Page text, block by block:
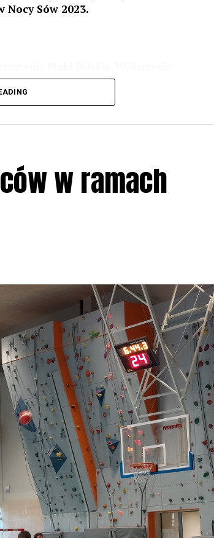
Sów 2023.
przedstawionego na
włączenia się w aktywne
przy grillu.Na wydarzenie obowiązują
w ramach